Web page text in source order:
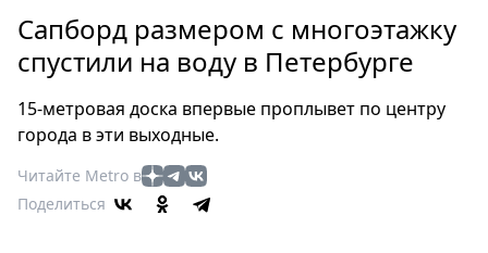
Россия
Мир
Еда
Туризм
Мода
Театр
Сапборд размером с многоэтажку
спустили на воду в Петербурге
15-метровая доска впервые проплывет по центру
города в эти выходные.
Читайте Metro в
Поделиться